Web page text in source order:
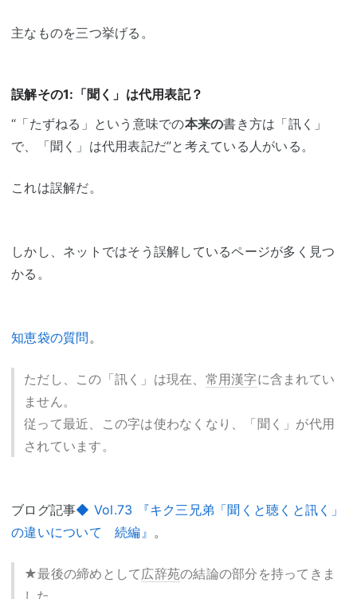
主なものを三つ挙げる。
誤解その1:「聞く」は代用表記？
“「たずねる」という意味での本来の書き方は「訊く」
で、「聞く」は代用表記だ”と考えている人がいる。
これは誤解だ。
しかし、ネットではそう誤解しているページが多く見つ
かる。
知恵袋の質問。
ただし、この「訊く」は現在、 常用漢字に含まれてい
ません。
従って最近、この字は使わなくなり、「聞く」が代用
されています。
ブログ記事◆ Vol.73 『キク三兄弟「聞くと聴くと訊く」
の違いについて 続編』 。
★最後の締めとして広辞苑の結論の部分を持ってきま
した。